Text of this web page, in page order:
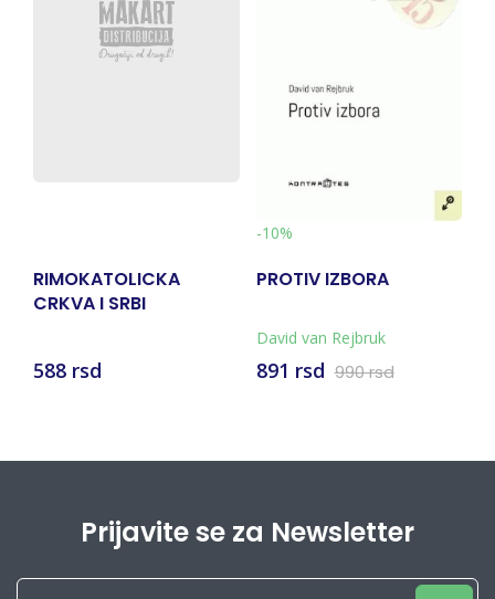
RIMOKATOLICKA
CRKVA I SRBI
588 rsd
-10%
PROTIV IZBORA
David van Rejbruk
891 rsd 990 rsd
Prijavite se za Newsletter